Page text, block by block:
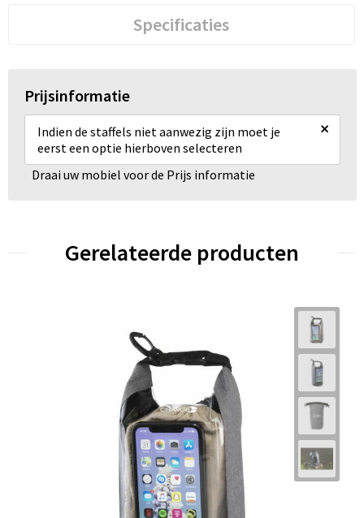
Specificaties
Prijsinformatie
Indien de staffels niet aanwezig zijn moet je
eerst een optie hierboven selecteren
×
Draai uw mobiel voor de Prijs informatie
Gerelateerde producten